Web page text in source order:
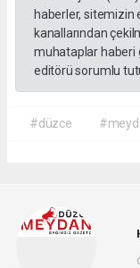
haberler, sitemizin
kanallarından
muhataplar haberi
editörü sorumlu
#düzce